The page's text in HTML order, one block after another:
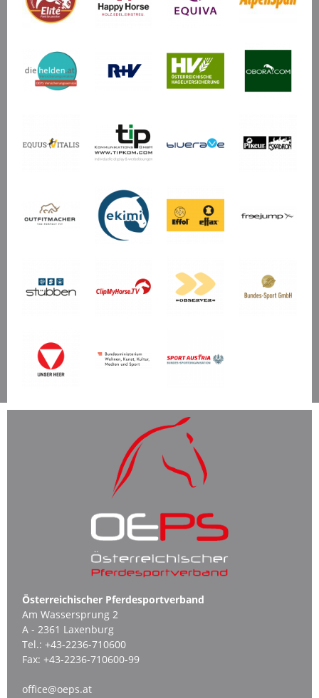
Österreichischer Pferdesportverband
Am Wassersprung 2
A - 2361 Laxenburg
Tel.: +43-2236-710600
Fax: +43-2236-710600-99
office@oeps.at